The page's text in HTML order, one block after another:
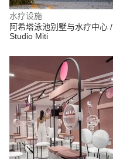
水疗设施
阿希塔泳池别墅与水疗中心 /
Studio Miti